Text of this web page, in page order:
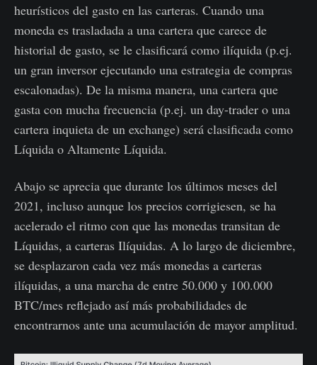
heurísticos del gasto en las carteras. Cuando una
moneda es trasladada a una cartera que carece de
historial de gasto, se le clasificará como ilíquida (p.ej.
un gran inversor ejecutando una estrategia de compras
escalonadas). De la misma manera, una cartera que
gasta con mucha frecuencia (p.ej. un day-trader o una
cartera inquieta de un exchange) será clasificada como
Líquida o Altamente Líquida.
Abajo se aprecia que durante los últimos meses del
2021, incluso aunque los precios corrigiesen, se ha
acelerado el ritmo con que las monedas transitan de
Líquidas, a carteras Ilíquidas. A lo largo de diciembre,
se desplazaron cada vez más monedas a carteras
ilíquidas, a una marcha de entre 50.000 y 100.000
BTC/mes reflejado así más probabilidades de
encontrarnos ante una acumulación de mayor amplitud.